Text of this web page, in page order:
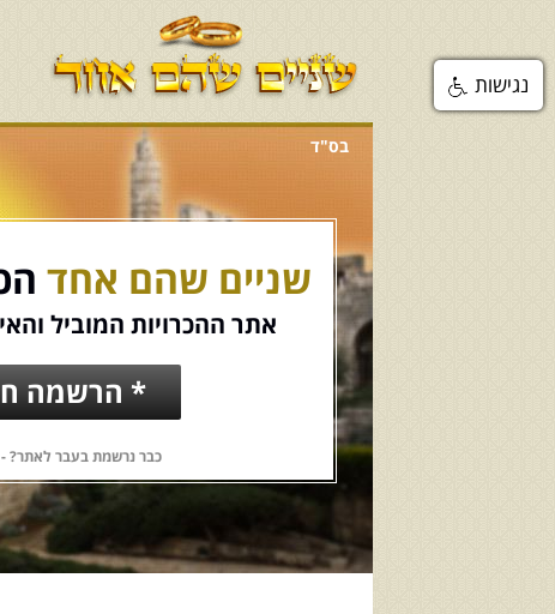
בס"ד
שניים שהם אחד
אתר ההכרויות המוביל
* הרשמה
כבר נרשמת בעבר לאתר? -
נגישות